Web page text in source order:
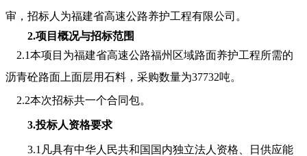
审，招标人为福建省高速公路养护工程有限公司。
2.项目概况与招标范围
2.1本项目为福建省高速公路福州区域路面养护工程所需的
沥青砼路面上面层用石料，采购数量为37732吨。
2.2本次招标共一个合同包。
3.投标人资格要求
3.1 凡具有中华人民共和国国内独立法人资格、日供应能